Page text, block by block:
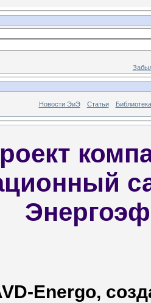
Новости ЭиЭ Статьи Библиотека
Energo,